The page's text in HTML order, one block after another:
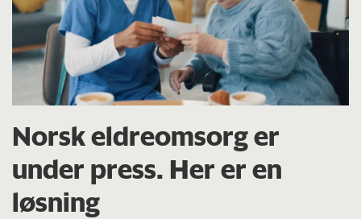
Norsk eldreomsorg er
under press. Her er en
løsning